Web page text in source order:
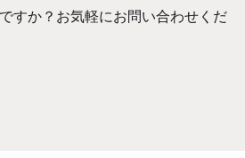
すか？お気軽にお問い合わせくだ